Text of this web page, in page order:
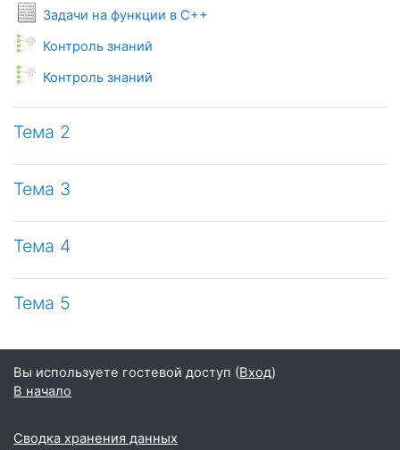
Задачи на функции в С++Условия задач
Контроль знаний
Monitor
Контроль знаний
Monitor
Тема 2
Тема 3
Тема 4
Тема 5
Вы используете гостевой доступ (Вход)
В начало
Сводка хранения данных